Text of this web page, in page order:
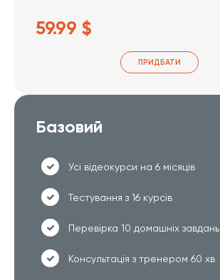
59.99 $
ПРИДБАТИ
Базовий
Усі відеокурси на 6 місяців
Тестування з 16 курсів
Перевірка 10 домашніх завдань
Консультація з тренером 60 хв